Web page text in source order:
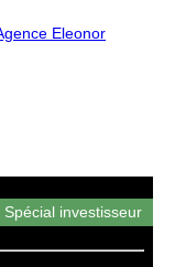
Spécial investisseur